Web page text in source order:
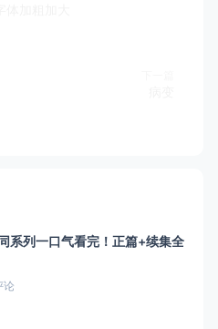
系列一口气看完！正篇+续集全
论